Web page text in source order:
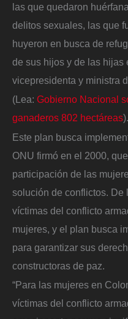
las que quedaron
delitos sexuales, las que
huyeron en busca de
de sus hijos y de las hijas
vicepresidenta y ministra
(Lea: Gobierno Nacional
ganaderos 802 hectáreas).
Este plan busca
ONU firmó en el 2000,
participación de las
solución de conflictos. De
víctimas del conflicto
mujeres, y el plan busca
para garantizar sus
constructoras de paz.
“Para las mujeres en
víctimas del conflicto